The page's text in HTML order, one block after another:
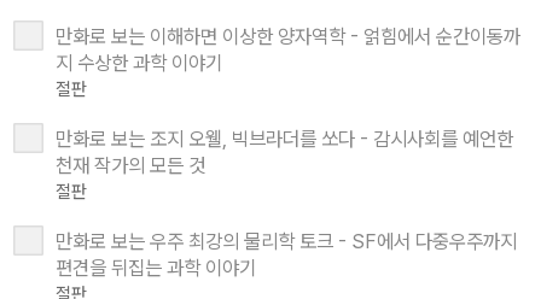
만화로 보는 이해하면 이상한 양자역학 - 얽힘에서 순간이동까
지 수상한 과학 이야기
절판
만화로 보는 조지 오웰, 빅브라더를 쏘다 - 감시사회를 예언한
천재 작가의 모든 것
절판
만화로 보는 우주 최강의 물리학 토크 - SF에서 다중우주까지
편견을 뒤집는 과학 이야기
절판